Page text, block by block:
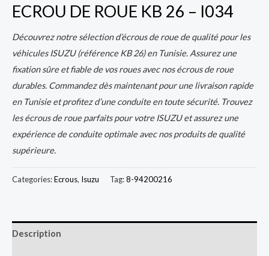
ECROU DE ROUE KB 26 – I034
Découvrez notre sélection d’écrous de roue de qualité pour les
véhicules ISUZU (référence KB 26) en Tunisie. Assurez une
fixation sûre et fiable de vos roues avec nos écrous de roue
durables. Commandez dès maintenant pour une livraison rapide
en Tunisie et profitez d’une conduite en toute sécurité. Trouvez
les écrous de roue parfaits pour votre ISUZU et assurez une
expérience de conduite optimale avec nos produits de qualité
supérieure.
Categories:Ecrous, Isuzu Tag:8-94200216
Description